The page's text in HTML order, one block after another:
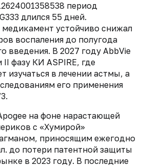
период
длился 55 дней.
устойчиво снижал
воспаления до полугода
введения. В 2027 году AbbVie
фазу КИ ASPIRE, где
изучаться в лечении астмы, а
его применения
на фоне нарастающей
с «Хумирой»
приносящим ежегодно
до потери патентной защиты
в 2023 году. В последние